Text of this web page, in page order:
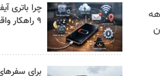
12 ماهه
چرا باتری
۹ راهکار واقعی
برای